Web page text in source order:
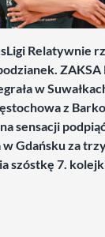
Relatywnie
w
z
sensacji
w Gdańsku za
szóstkę 7.